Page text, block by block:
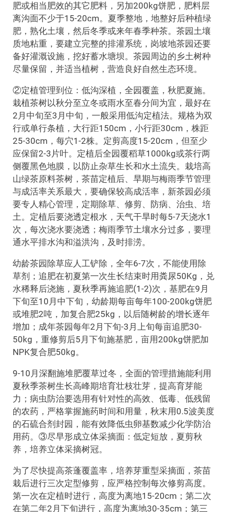
肥或相当肥效的其它肥料，另加200kg饼肥，肥料层
离沟面不少于15-20cm。夏季整地，地整好后种植绿
肥，熟化土壤，然后冬季或来年春季种茶。茶园土壤
质地粘重，要建立完整的排灌系统，岗坡地茶园还要
备好灌溉设施，挖好蓄水塘坝。茶园周边的乡土树种
尽量保留，并适当植树，营造良好自然生态环境。
②定植管理到位：低沟深植，全园覆盖，秋肥夏施。
栽植茶树以秋分至立冬或雨水至春分间为宜，最好在
2月中旬至3月中旬，一般采用低沟定植法。规格为双
行或单行条植，大行距150cm，小行距30cm，株距
25-30cm，每穴1-2株。定剪高度15-20cm，但至少
应保留2-3片叶。定植后全园覆稻草1000kg或茶行两
侧覆黑色地膜，以防止杂草生长和水土流失。栽培高
山绿茶原料茶树，茶苗定植后、旱期与梅雨季节管理
与成活率关系最大，要确保较高成活率，新茶园必须
要专人精心管理，定期除草、修剪、防病、治虫、培
土。定植后要浇透定根水，天气干旱时每5-7天浇水1
次，每次浇水要浇透；梅雨季节土壤水分过多，要理
通水平排水沟和溢洪沟，及时排涝。
幼龄茶园除草应人工铲除，全年6-7次，不能使用除
草剂；追肥在初夏第一次生长结束时用粪尿50Kg，兑
水稀释后浇施，夏秋季再施追肥(1-2)次，基肥在9月
下旬至10月中下旬，幼龄期每亩每年100-200kg饼肥
或堆肥2吨，加复合肥25kg，以后随树龄的增长逐年
增加；成年茶园每年2月下旬-3月上旬每亩追肥30-
50kg，重修剪后5月下旬施基肥，亩用200kg饼肥加
NPK复合肥50kg。
9-10月深翻施堆肥覆草过冬，全面的管理措施能利用
夏秋季茶树生长高峰期培育壮枝壮芽，提高育芽能
力；病虫防治要选用有针对性的高效、低毒、低残留
的农药，严格掌握施药时间和用量，秋末用0.5波美度
的石硫合剂封园，能有效降低虫卵基数减少化学防治
用药。③尽早形成立体采摘面：低定短放，夏剪秋
养，培养立体采摘树冠。
为了尽快提高茶蓬覆盖率，培养芽重型采摘面，茶苗
栽后进行三次定型修剪，应严格控制每次修剪高度。
第一次在定植时进行，高度为离地15-20cm；第二次
在第二年2月下旬进行，高度为离地30-35cm；第三